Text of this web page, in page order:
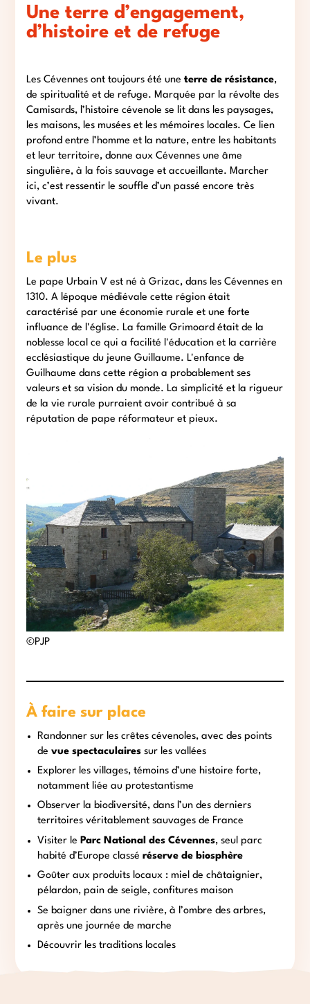
Une terre d’engagement,
d’histoire et de refuge
Les Cévennes ont toujours été uneterre de résistance,
de spiritualité et de refuge. Marquée par la révolte des
Camisards, l’histoire cévenole se lit dans les paysages,
les maisons, les musées et les mémoires locales. Ce lien
profond entre l’homme et la nature, entre les habitants
et leur territoire, donne aux Cévennes une âme
singulière, à la fois sauvage et accueillante. Marcher
ici, c’est ressentir le souffle d’un passé encore très
vivant.
Le plus
Le pape Urbain V est né à Grizac, dans les Cévennes en
1310. A lépoque médiévale cette région était
caractérisé par une économie rurale et une forte
influance de l'église. La famille Grimoard était de la
noblesse local ce qui a facilité l'éducation et la carrière
ecclésiastique du jeune Guillaume. L'enfance de
Guilhaume dans cette région a probablement ses
valeurs et sa vision du monde. La simplicité et la rigueur
de la vie rurale purraient avoir contribué à sa
réputation de pape réformateur et pieux.
©PJP
À faire sur place
Randonner sur les crêtes cévenoles, avec des points
devue spectaculaires sur les vallées
Explorer les villages, témoins d’une histoire forte,
notamment liée au protestantisme
Observer la biodiversité, dans l’un des derniers
territoires véritablement sauvages de France
Visiter le Parc National des Cévennes, seul parc
habité d’Europe classéréserve de biosphère
Goûter aux produits locaux : miel de châtaignier,
pélardon, pain de seigle, confitures maison
Se baigner dans une rivière, à l’ombre des arbres,
après une journée de marche
Découvrir les traditions locales